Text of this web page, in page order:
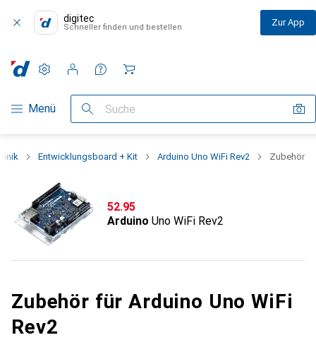
digitec
Schneller finden und bestellen Zur App
Navigation nach Kategorien
Menü Suche
Einstellungen
Kundenkonto
Vergleichslisten
Merklisten
Warenkorb
Entwicklungsboard + Kit Arduino Uno WiFi Rev2 Zubehör
CHF
52.95
Arduino Uno WiFi Rev2
Zubehör für Arduino Uno WiFi
Rev2